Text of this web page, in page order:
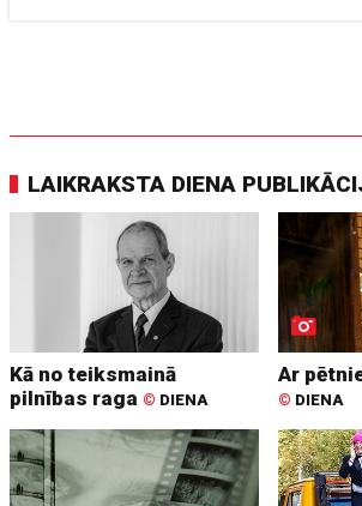
LAIKRAKSTA DIENA
Kā no teiksmainā
pilnības raga © DIENA
Ar
© DIENA